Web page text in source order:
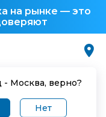
на рынке — это
- Москва, верно?
Нет
оборудования